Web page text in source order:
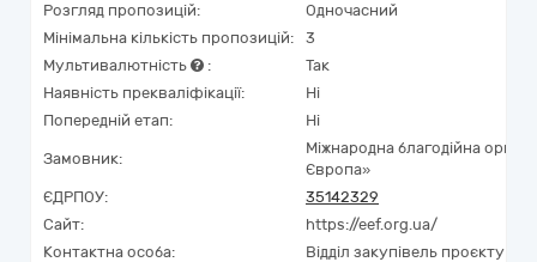
Розгляд пропозицій:
Одночасний
Мінімальна кількість пропозицій:
3
Мультивалютність
:
Так
Наявність прекваліфікації:
Ні
Попередній етап:
Ні
Замовник:
Міжнародна благодійна
Європа»
ЄДРПОУ:
35142329
Сайт:
https://eef.org.ua/
Контактна особа:
Відділ закупівель проєкту UK